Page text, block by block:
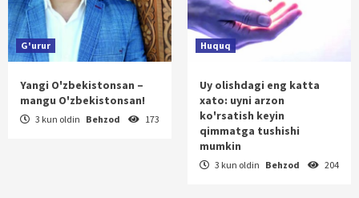
G'urur
Yangi O'zbekistonsan –
mangu O'zbekistonsan!
3 kun oldin Behzod 173
Huquq
Uy olishdagi eng katta
xato: uyni arzon
ko'rsatish keyin
qimmatga tushishi
mumkin
3 kun oldin Behzod 204